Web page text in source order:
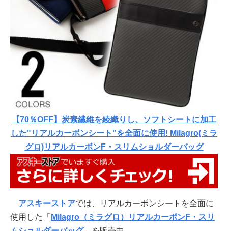
【70％OFF】炭素繊維を綾織りし、ソフトシートに加工
した"リアルカーボンシート"を全面に使用! Milagro(ミラ
グロ)リアルカーボンF・スリムショルダーバッグ
アスキーストアでは、リアルカーボンシートを全面に
使用した「 Milagro（ミラグロ）リアルカーボンF・スリ